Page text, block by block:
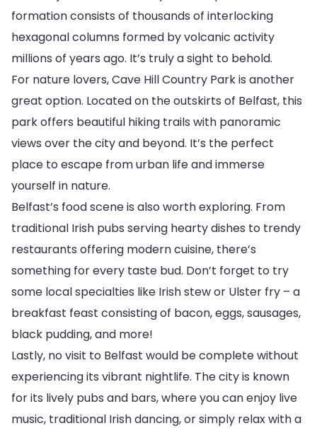
formation consists of thousands of interlocking
hexagonal columns formed by volcanic activity
millions of years ago. It’s truly a sight to behold.
For nature lovers, Cave Hill Country Park is another
great option. Located on the outskirts of Belfast, this
park offers beautiful hiking trails with panoramic
views over the city and beyond. It’s the perfect
place to escape from urban life and immerse
yourself in nature.
Belfast’s food scene is also worth exploring. From
traditional Irish pubs serving hearty dishes to trendy
restaurants offering modern cuisine, there’s
something for every taste bud. Don’t forget to try
some local specialties like Irish stew or Ulster fry – a
breakfast feast consisting of bacon, eggs, sausages,
black pudding, and more!
Lastly, no visit to Belfast would be complete without
experiencing its vibrant nightlife. The city is known
for its lively pubs and bars, where you can enjoy live
music, traditional Irish dancing, or simply relax with a